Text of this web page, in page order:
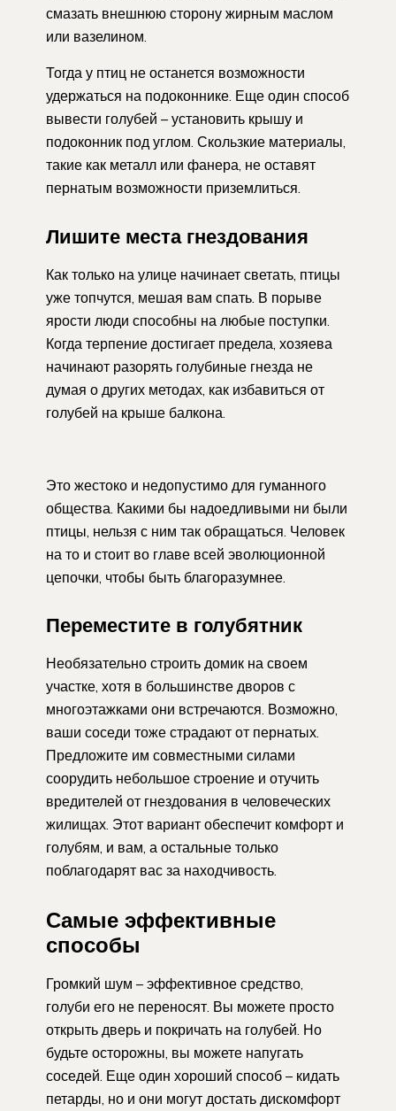
смазать внешнюю сторону жирным маслом
или вазелином.
Тогда у птиц не останется возможности
удержаться на подоконнике. Еще один способ
вывести голубей – установить крышу и
подоконник под углом. Скользкие материалы,
такие как металл или фанера, не оставят
пернатым возможности приземлиться.
Лишите места гнездования
Как только на улице начинает светать, птицы
уже топчутся, мешая вам спать. В порыве
ярости люди способны на любые поступки.
Когда терпение достигает предела, хозяева
начинают разорять голубиные гнезда не
думая о других методах, как избавиться от
голубей на крыше балкона.
Это жестоко и недопустимо для гуманного
общества. Какими бы надоедливыми ни были
птицы, нельзя с ним так обращаться. Человек
на то и стоит во главе всей эволюционной
цепочки, чтобы быть благоразумнее.
Переместите в голубятник
Необязательно строить домик на своем
участке, хотя в большинстве дворов с
многоэтажками они встречаются. Возможно,
ваши соседи тоже страдают от пернатых.
Предложите им совместными силами
соорудить небольшое строение и отучить
вредителей от гнездования в человеческих
жилищах. Этот вариант обеспечит комфорт и
голубям, и вам, а остальные только
поблагодарят вас за находчивость.
Самые эффективные
способы
Громкий шум – эффективное средство,
голуби его не переносят. Вы можете просто
открыть дверь и покричать на голубей. Но
будьте осторожны, вы можете напугать
соседей. Еще один хороший способ – кидать
петарды, но и они могут достать дискомфорт